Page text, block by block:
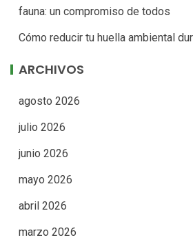
fauna: un compromiso de todos
Cómo reducir tu huella ambiental
ARCHIVOS
agosto 2026
julio 2026
junio 2026
mayo 2026
abril 2026
marzo 2026